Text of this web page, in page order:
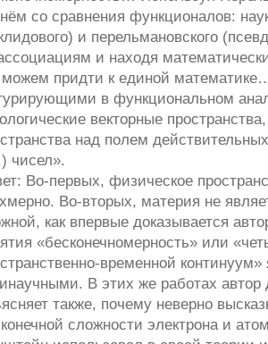
со сравнения функционалов:
и перельмановского
и находя
придти к единой
в функциональном
векторные
над полем
чисел».
Во-первых, физическое
Во-вторых, материя не
как впервые доказывается
«бесконечномерность» или
временной
В этих же работах автор
также, почему неверно
сложности электрона и